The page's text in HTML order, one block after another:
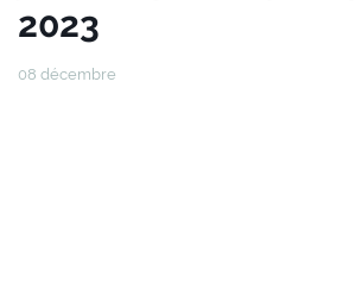
2023
08 décembre